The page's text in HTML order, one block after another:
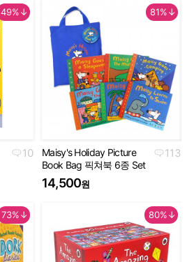
49%↓
10
81%↓
113
Maisy's Holiday Picture
Book Bag 픽쳐북 6종 Set
14,500원
73%↓ 80%↓